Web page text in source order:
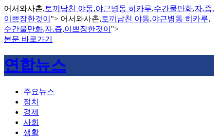
어서와사촌, 토끼남친 야동,야근병동 히카루,수간물만화,자.즙,
이쁘장한것이 "> 어서와사촌, 토끼남친 야동,야근병동 히카루,
수간물만화,자.즙,이쁘장한것이 ">
본문 바로가기
연합뉴스
주요뉴스
정치
경제
사회
생활